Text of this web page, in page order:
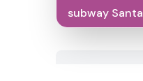
subway Santa